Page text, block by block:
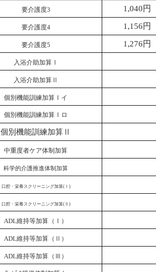
要介護度3 1,040 円
要介護度4 1,156 円
要介護度5 1,276 円
入浴介助加算Ⅰ
入浴介助加算Ⅱ
個別機能訓練加算Ⅰイ
個別機能訓練加算Ⅰロ
個別機能訓練加算Ⅱ
中重度者ケア体制加算
科学的介護推進体制加算
口腔・栄養スクリーニング加算(Ⅰ )
口腔・栄養スクリーニング加算(Ⅱ )
ADL維持等加算（Ⅰ）
ADL維持等加算（Ⅱ）
ADL維持等加算（Ⅲ）